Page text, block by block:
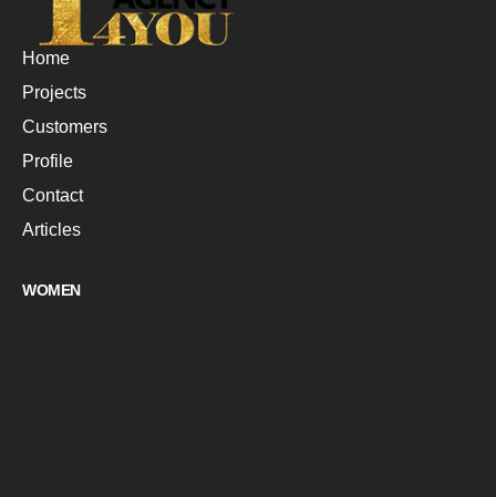
Home
Projects
Customers
Profile
Contact
Articles
WOMEN